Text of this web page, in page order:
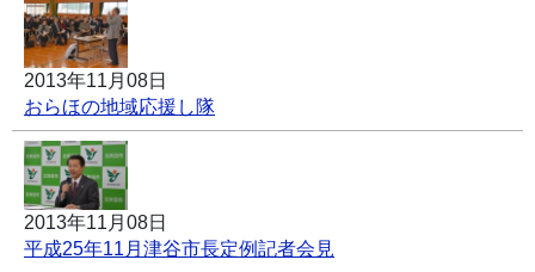
2013年11月08日
おらほの地域応援し隊
2013年11月08日
平成25年11月津谷市長定例記者会見